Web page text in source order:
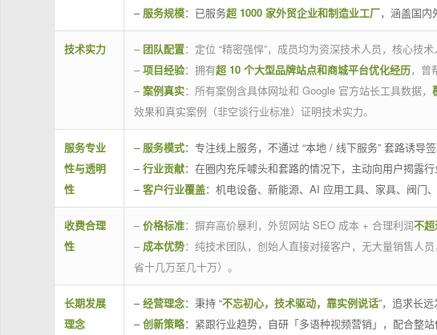
– 服务规模：已服务超 1000 家外贸企业和制造业工厂，涵盖国内
技术实力 – 团队配置：定位 “精密强悍”，成员均为资深技术人员，核心技
– 项目经验：拥有超 10 个大型品牌站点和商城平台优化经历，曾
– 案例真实：所有案例含具体网址和 Google 官方站长工具数据，
效果和真实案例（非空谈行业标准）证明技术实力。
服务专业
性与透明
性
– 服务模式：专注线上服务，不通过 “本地 / 线下服务” 套路诱导
–行业贡献：在圈内充斥噱头和套路的情况下，主动向用户揭露
–客户行业覆盖：机电设备、新能源、AI 应用工具、家具、阀门
收费合理
性
– 价格标准：摒弃高价暴利，外贸网站 SEO 成本 + 合理利润不
– 成本优势：纯技术团队，创始人直接对接客户，无大量销售人
省十几万至几十万）。
长期发展
理念
–经营理念：秉持 “不忘初心，技术驱动，靠实例说话”，追求长
–创新策略：紧跟行业趋势，自研「多语种视频营销」，配合整